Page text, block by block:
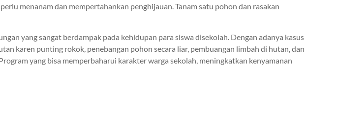
menanam dan mempertahankan penghijauan. Tanam satu pohon dan rasakan
yang sangat berdampak pada kehidupan para siswa disekolah. Dengan adanya kasus
karen punting rokok, penebangan pohon secara liar, pembuangan limbah di hutan, dan
yang bisa memperbaharui karakter warga sekolah, meningkatkan kenyamanan